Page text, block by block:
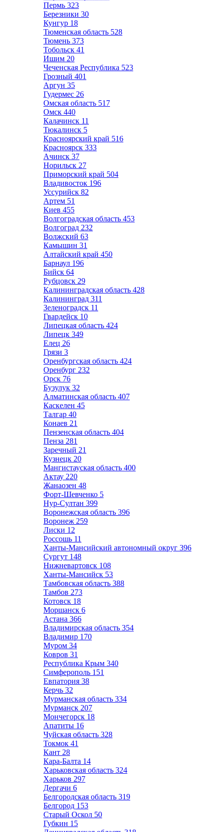
Пермь 323
Березники 30
Кунгур 18
Тюменская область 528
Тюмень 373
Тобольск 41
Ишим 20
Чеченская Республика 523
Грозный 401
Аргун 35
Гудермес 26
Омская область 517
Омск 440
Калачинск 11
Тюкалинск 5
Красноярский край 516
Красноярск 333
Ачинск 37
Норильск 27
Приморский край 504
Владивосток 196
Уссурийск 82
Артем 51
Киев 455
Волгоградская область 453
Волгоград 232
Волжский 63
Камышин 31
Алтайский край 450
Барнаул 196
Бийск 64
Рубцовск 29
Калининградская область 428
Калининград 311
Зеленоградск 11
Гвардейск 10
Липецкая область 424
Липецк 349
Елец 26
Грязи 3
Оренбургская область 424
Оренбург 232
Орск 76
Бузулук 32
Алматинская область 407
Каскелен 45
Талгар 40
Конаев 21
Пензенская область 404
Пенза 281
Заречный 21
Кузнецк 20
Мангистауская область 400
Актау 220
Жанаозен 48
Форт-Шевченко 5
Нур-Султан 399
Воронежская область 396
Воронеж 259
Лиски 12
Россошь 11
Ханты-Мансийский автономный округ 396
Сургут 148
Нижневартовск 108
Ханты-Мансийск 53
Тамбовская область 388
Тамбов 273
Котовск 18
Моршанск 6
Астана 366
Владимирская область 354
Владимир 170
Муром 34
Ковров 31
Республика Крым 340
Симферополь 151
Евпатория 38
Керчь 32
Мурманская область 334
Мурманск 207
Мончегорск 18
Апатиты 16
Чуйская область 328
Токмок 41
Кант 28
Кара-Балта 14
Харьковская область 324
Харьков 297
Дергачи 6
Белгородская область 319
Белгород 153
Старый Оскол 50
Губкин 15